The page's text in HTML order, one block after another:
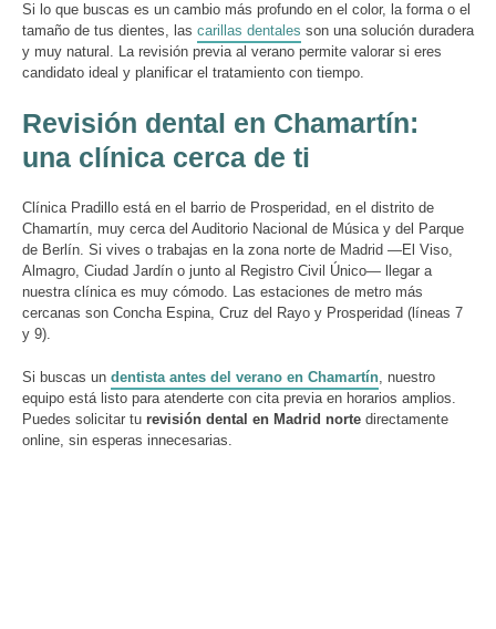
Si lo que buscas es un cambio más profundo en el color, la forma o el
tamaño de tus dientes, las carillas dentales son una solución duradera
y muy natural. La revisión previa al verano permite valorar si eres
candidato ideal y planificar el tratamiento con tiempo.
Revisión dental en Chamartín:
una clínica cerca de ti
Clínica Pradillo está en el barrio de Prosperidad, en el distrito de
Chamartín, muy cerca del Auditorio Nacional de Música y del Parque
de Berlín. Si vives o trabajas en la zona norte de Madrid —El Viso,
Almagro, Ciudad Jardín o junto al Registro Civil Único— llegar a
nuestra clínica es muy cómodo. Las estaciones de metro más
cercanas son Concha Espina, Cruz del Rayo y Prosperidad (líneas 7
y 9).
Si buscas un dentista antes del verano en Chamartín , nuestro
equipo está listo para atenderte con cita previa en horarios amplios.
Puedes solicitar tu revisión dental en Madrid norte directamente
online, sin esperas innecesarias.